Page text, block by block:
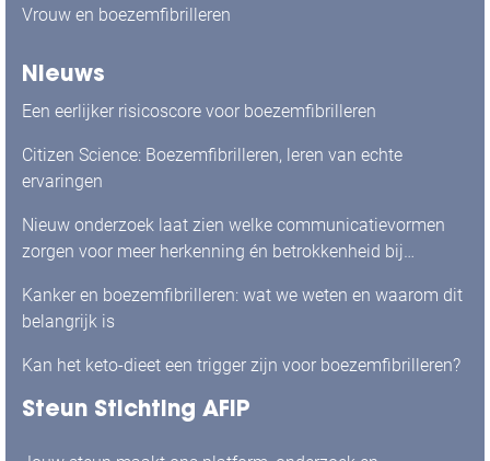
Vrouw en boezemfibrilleren
Nieuws
Een eerlijker risicoscore voor boezemfibrilleren
Citizen Science: Boezemfibrilleren, leren van echte
ervaringen
Nieuw onderzoek laat zien welke communicatievormen
zorgen voor meer herkenning én betrokkenheid bij
Kanker en boezemfibrilleren: wat we weten en waarom dit
belangrijk is
Kan het keto-dieet een trigger zijn voor boezemfibrilleren?
Steun Stichting AFIP